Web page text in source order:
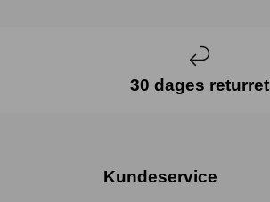
30 dages returret
Kundeservice